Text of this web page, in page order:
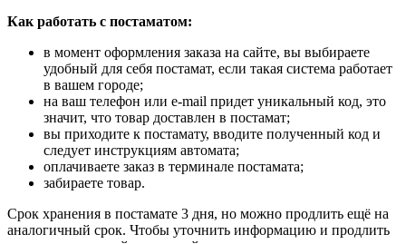
Как работать с постаматом:
в момент оформления заказа на сайте, вы выбираете
удобный для себя постамат, если такая система работает
в вашем городе;
на ваш телефон или e-mail придет уникальный код, это
значит, что товар доставлен в постамат;
вы приходите к постамату, вводите полученный код и
следует инструкциям автомата;
оплачиваете заказ в терминале постамата;
забираете товар.
Срок хранения в постамате 3 дня, но можно продлить ещё на
аналогичный срок. Чтобы уточнить информацию и продлить